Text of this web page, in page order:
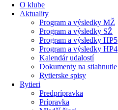
O klube
Aktuality
Program a výsledky MŽ
Program a výsledky SŽ
Program a výsledky HP5
Program a výsledky HP4
Kalendár udalostí
Dokumenty na stiahnutie
Rytierske spisy
Rytieri
Predprípravka
Prípravka